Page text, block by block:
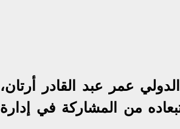
عمر عبد القادر أرتان،
من المشاركة في إدارة